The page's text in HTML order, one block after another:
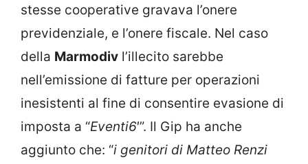
stesse cooperative gravava l’onere
previdenziale, e l’onere fiscale. Nel caso
della Marmodiv l’illecito sarebbe
nell’emissione di fatture per operazioni
inesistenti al fine di consentire evasione di
imposta a “Eventi6′”. Il Gip ha anche
aggiunto che: “i genitori di Matteo Renzi